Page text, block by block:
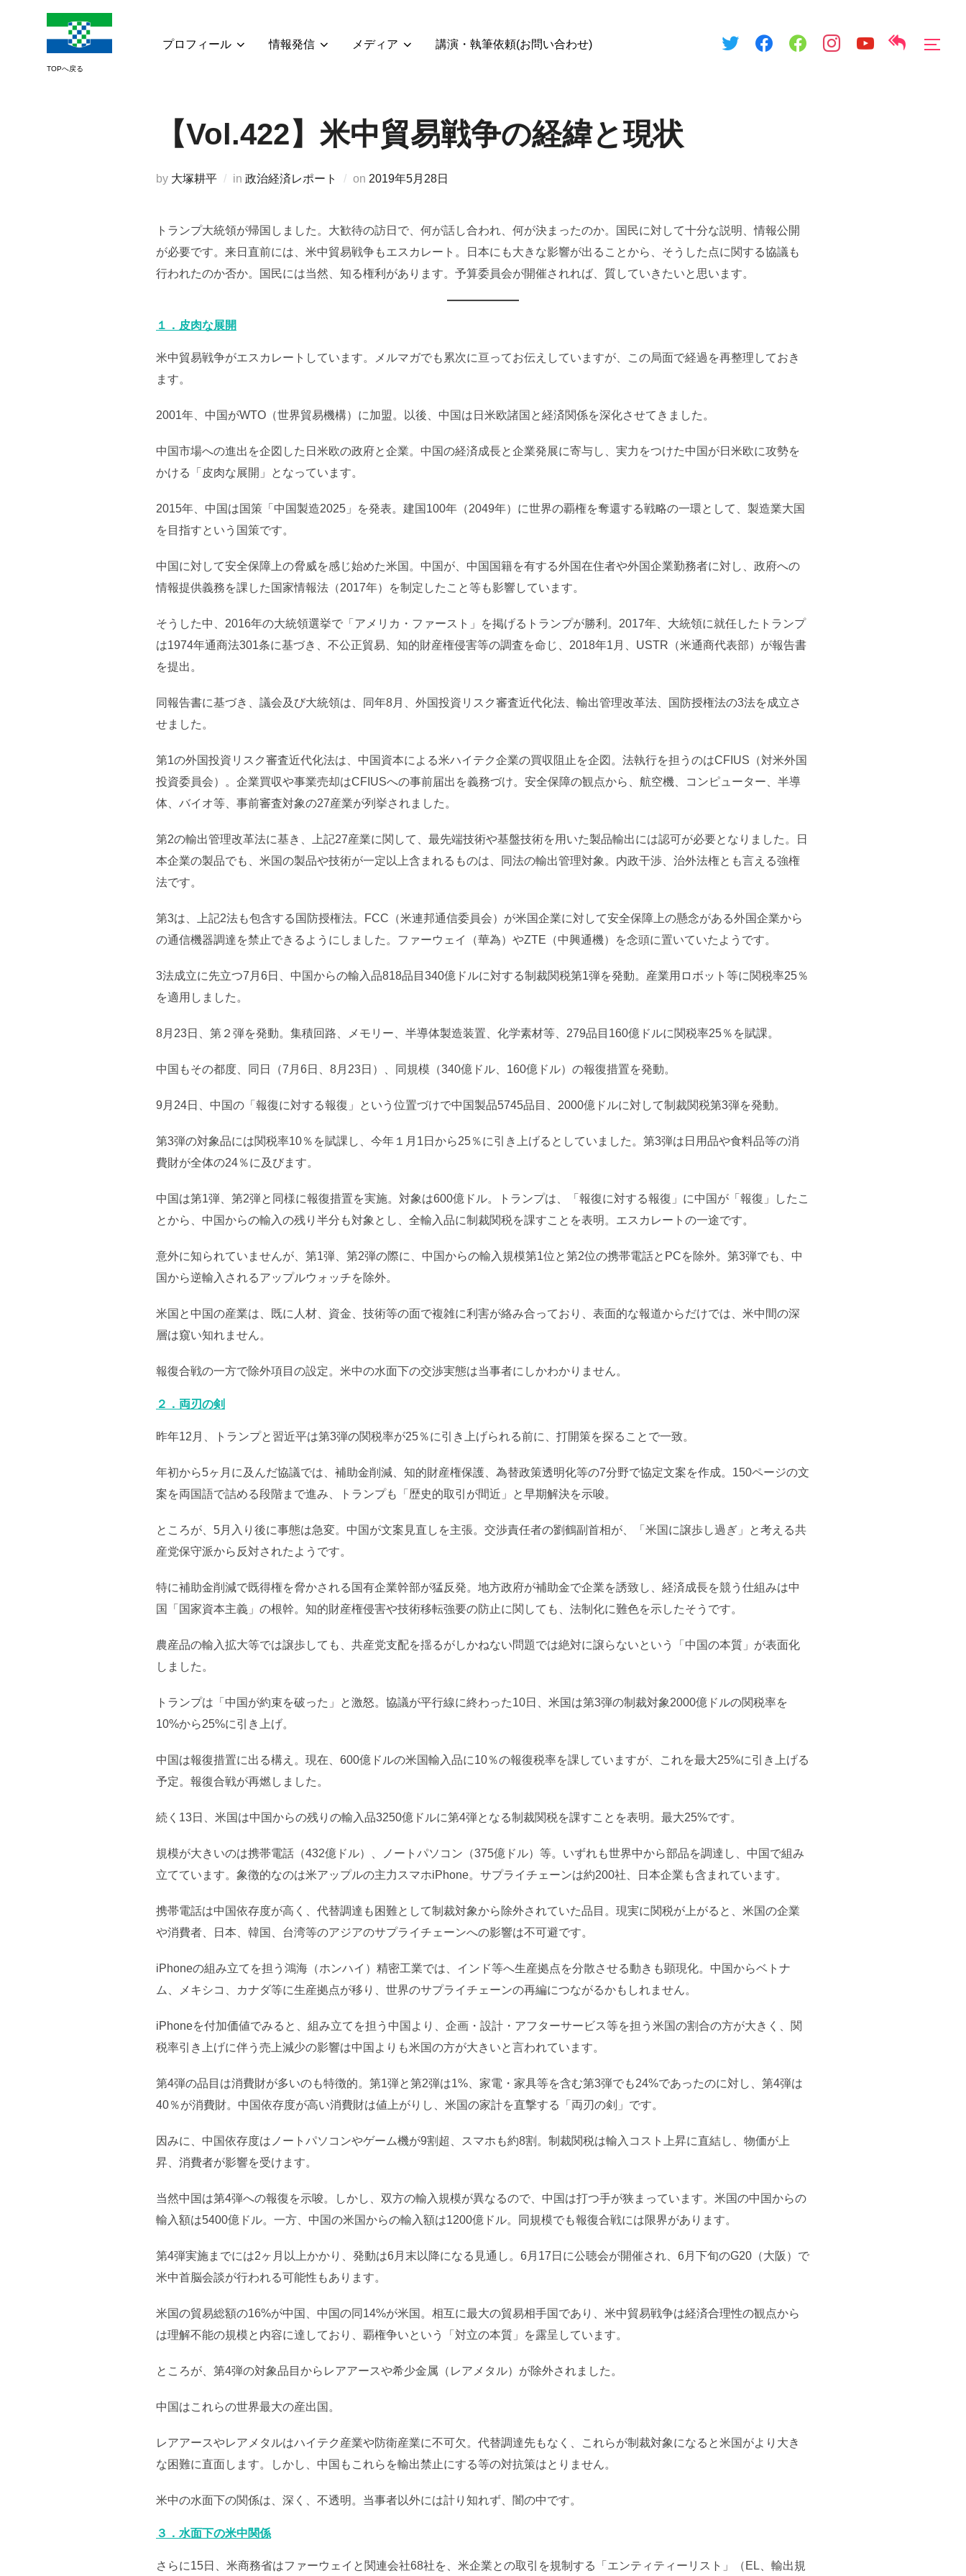
プロフィール 情報発信 メディア 講演・執筆依頼(お問い合わせ) サイ
【Vol.422】米中貿易戦争の経緯と現状
by 大塚耕平 in 政治経済レポート on 投
2019年5月28日
トランプ大統領が帰国しました。大歓待の訪日で、何が話し合われ、何が決まったのか。国民に対して十分な説明、情報公開
が必要です。来日直前には、米中貿易戦争もエスカレート。日本にも大きな影響が出ることから、そうした点に関する協議も
行われたのか否か。国民には当然、知る権利があります。予算委員会が開催されれば、質していきたいと思います。
１．皮肉な展開
米中貿易戦争がエスカレートしています。メルマガでも累次に亘ってお伝えしていますが、この局面で経過を再整理しておき
ます。
2001年、中国がWTO（世界貿易機構）に加盟。以後、中国は日米欧諸国と経済関係を深化させてきました。
中国市場への進出を企図した日米欧の政府と企業。中国の経済成長と企業発展に寄与し、実力をつけた中国が日米欧に攻勢を
かける「皮肉な展開」となっています。
2015年、中国は国策「中国製造2025」を発表。建国100年（2049年）に世界の覇権を奪還する戦略の一環として、製造業大国
を目指すという国策です。
中国に対して安全保障上の脅威を感じ始めた米国。中国が、中国国籍を有する外国在住者や外国企業勤務者に対し、政府への
情報提供義務を課した国家情報法（2017年）を制定したこと等も影響しています。
そうした中、2016年の大統領選挙で「アメリカ・ファースト」を掲げるトランプが勝利。2017年、大統領に就任したトランプ
は1974年通商法301条に基づき、不公正貿易、知的財産権侵害等の調査を命じ、2018年1月、USTR（米通商代表部）が報告書
を提出。
同報告書に基づき、議会及び大統領は、同年8月、外国投資リスク審査近代化法、輸出管理改革法、国防授権法の3法を成立さ
せました。
第1の外国投資リスク審査近代化法は、中国資本による米ハイテク企業の買収阻止を企図。法執行を担うのはCFIUS（対米外国
投資委員会）。企業買収や事業売却はCFIUSへの事前届出を義務づけ。安全保障の観点から、航空機、コンピューター、半導
体、バイオ等、事前審査対象の27産業が列挙されました。
第2の輸出管理改革法に基き、上記27産業に関して、最先端技術や基盤技術を用いた製品輸出には認可が必要となりました。日
本企業の製品でも、米国の製品や技術が一定以上含まれるものは、同法の輸出管理対象。内政干渉、治外法権とも言える強権
法です。
第3は、上記2法も包含する国防授権法。FCC（米連邦通信委員会）が米国企業に対して安全保障上の懸念がある外国企業から
の通信機器調達を禁止できるようにしました。ファーウェイ（華為）やZTE（中興通機）を念頭に置いていたようです。
3法成立に先立つ7月6日、中国からの輸入品818品目340億ドルに対する制裁関税第1弾を発動。産業用ロボット等に関税率25％
を適用しました。
8月23日、第２弾を発動。集積回路、メモリー、半導体製造装置、化学素材等、279品目160億ドルに関税率25％を賦課。
中国もその都度、同日（7月6日、8月23日）、同規模（340億ドル、160億ドル）の報復措置を発動。
9月24日、中国の「報復に対する報復」という位置づけで中国製品5745品目、2000億ドルに対して制裁関税第3弾を発動。
第3弾の対象品には関税率10％を賦課し、今年１月1日から25％に引き上げるとしていました。第3弾は日用品や食料品等の消
費財が全体の24％に及びます。
中国は第1弾、第2弾と同様に報復措置を実施。対象は600億ドル。トランプは、「報復に対する報復」に中国が「報復」したこ
とから、中国からの輸入の残り半分も対象とし、全輸入品に制裁関税を課すことを表明。エスカレートの一途です。
意外に知られていませんが、第1弾、第2弾の際に、中国からの輸入規模第1位と第2位の携帯電話とPCを除外。第3弾でも、中
国から逆輸入されるアップルウォッチを除外。
米国と中国の産業は、既に人材、資金、技術等の面で複雑に利害が絡み合っており、表面的な報道からだけでは、米中間の深
層は窺い知れません。
報復合戦の一方で除外項目の設定。米中の水面下の交渉実態は当事者にしかわかりません。
２．両刃の剣
昨年12月、トランプと習近平は第3弾の関税率が25％に引き上げられる前に、打開策を探ることで一致。
年初から5ヶ月に及んだ協議では、補助金削減、知的財産権保護、為替政策透明化等の7分野で協定文案を作成。150ページの文
案を両国語で詰める段階まで進み、トランプも「歴史的取引が間近」と早期解決を示唆。
ところが、5月入り後に事態は急変。中国が文案見直しを主張。交渉責任者の劉鶴副首相が、「米国に譲歩し過ぎ」と考える共
産党保守派から反対されたようです。
特に補助金削減で既得権を脅かされる国有企業幹部が猛反発。地方政府が補助金で企業を誘致し、経済成長を競う仕組みは中
国「国家資本主義」の根幹。知的財産権侵害や技術移転強要の防止に関しても、法制化に難色を示したそうです。
農産品の輸入拡大等では譲歩しても、共産党支配を揺るがしかねない問題では絶対に譲らないという「中国の本質」が表面化
しました。
トランプは「中国が約束を破った」と激怒。協議が平行線に終わった10日、米国は第3弾の制裁対象2000億ドルの関税率を
10%から25%に引き上げ。
中国は報復措置に出る構え。現在、600億ドルの米国輸入品に10％の報復税率を課していますが、これを最大25%に引き上げる
予定。報復合戦が再燃しました。
続く13日、米国は中国からの残りの輸入品3250億ドルに第4弾となる制裁関税を課すことを表明。最大25%です。
規模が大きいのは携帯電話（432億ドル）、ノートパソコン（375億ドル）等。いずれも世界中から部品を調達し、中国で組み
立てています。象徴的なのは米アップルの主力スマホiPhone。サプライチェーンは約200社、日本企業も含まれています。
携帯電話は中国依存度が高く、代替調達も困難として制裁対象から除外されていた品目。現実に関税が上がると、米国の企業
や消費者、日本、韓国、台湾等のアジアのサプライチェーンへの影響は不可避です。
iPhoneの組み立てを担う鴻海（ホンハイ）精密工業では、インド等へ生産拠点を分散させる動きも顕現化。中国からベトナ
ム、メキシコ、カナダ等に生産拠点が移り、世界のサプライチェーンの再編につながるかもしれません。
iPhoneを付加価値でみると、組み立てを担う中国より、企画・設計・アフターサービス等を担う米国の割合の方が大きく、関
税率引き上げに伴う売上減少の影響は中国よりも米国の方が大きいと言われています。
第4弾の品目は消費財が多いのも特徴的。第1弾と第2弾は1%、家電・家具等を含む第3弾でも24%であったのに対し、第4弾は
40％が消費財。中国依存度が高い消費財は値上がりし、米国の家計を直撃する「両刃の剣」です。
因みに、中国依存度はノートパソコンやゲーム機が9割超、スマホも約8割。制裁関税は輸入コスト上昇に直結し、物価が上
昇、消費者が影響を受けます。
当然中国は第4弾への報復を示唆。しかし、双方の輸入規模が異なるので、中国は打つ手が狭まっています。米国の中国からの
輸入額は5400億ドル。一方、中国の米国からの輸入額は1200億ドル。同規模でも報復合戦には限界があります。
第4弾実施までには2ヶ月以上かかり、発動は6月末以降になる見通し。6月17日に公聴会が開催され、6月下旬のG20（大阪）で
米中首脳会談が行われる可能性もあります。
米国の貿易総額の16%が中国、中国の同14%が米国。相互に最大の貿易相手国であり、米中貿易戦争は経済合理性の観点から
は理解不能の規模と内容に達しており、覇権争いという「対立の本質」を露呈しています。
ところが、第4弾の対象品目からレアアースや希少金属（レアメタル）が除外されました。
中国はこれらの世界最大の産出国。
レアアースやレアメタルはハイテク産業や防衛産業に不可欠。代替調達先もなく、これらが制裁対象になると米国がより大き
な困難に直面します。しかし、中国もこれらを輸出禁止にする等の対抗策はとりません。
米中の水面下の関係は、深く、不透明。当事者以外には計り知れず、闇の中です。
３．水面下の米中関係
さらに15日、米商務省はファーウェイと関連会社68社を、米企業との取引を規制する「エンティティーリスト」（EL、輸出規